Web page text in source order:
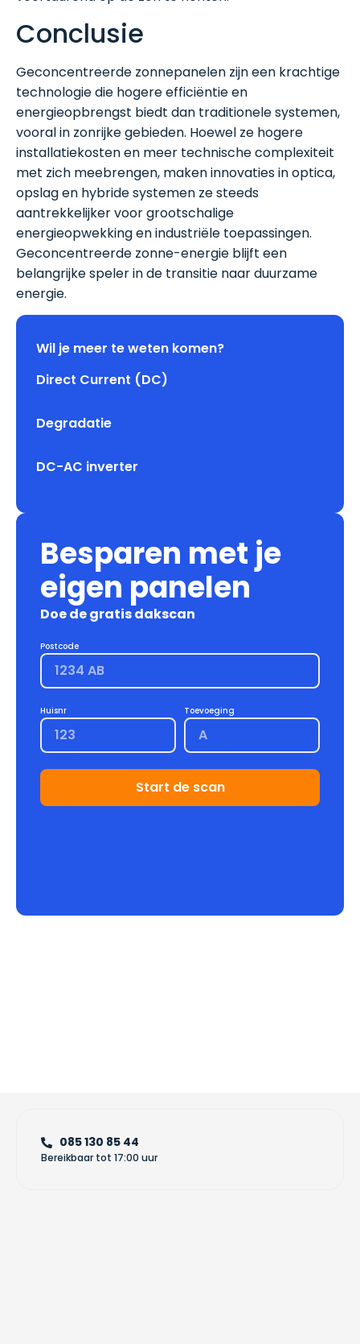
Conclusie
Geconcentreerde zonnepanelen zijn een krachtige
technologie die hogere efficiëntie en
energieopbrengst biedt dan traditionele systemen,
vooral in zonrijke gebieden. Hoewel ze hogere
installatiekosten en meer technische complexiteit
met zich meebrengen, maken innovaties in optica,
opslag en hybride systemen ze steeds
aantrekkelijker voor grootschalige
energieopwekking en industriële toepassingen.
Geconcentreerde zonne-energie blijft een
belangrijke speler in de transitie naar duurzame
energie.
Wil je meer te weten komen?
Direct Current (DC)
Degradatie
DC-AC inverter
Besparen met je
eigen panelen
Doe de gratis dakscan
Postcode
Huisnr Toevoeging
Start de scan
085 130 85 44
Bereikbaar tot 17:00 uur